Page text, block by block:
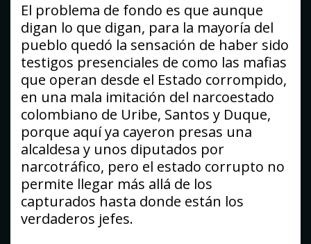
El problema de fondo es que aunque
digan lo que digan, para la mayoría del
pueblo quedó la sensación de haber sido
testigos presenciales de como las mafias
que operan desde el Estado corrompido,
en una mala imitación del narcoestado
colombiano de Uribe, Santos y Duque,
porque aquí ya cayeron presas una
alcaldesa y unos diputados por
narcotráfico, pero el estado corrupto no
permite llegar más allá de los
capturados hasta donde están los
verdaderos jefes.